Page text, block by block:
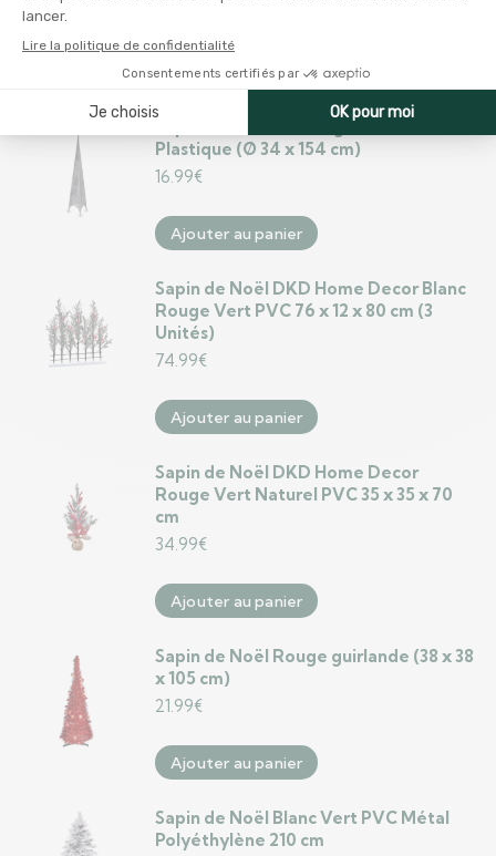
Ajouter au panier
Sapin de Noël Tour Argenté Métal
Plastique (Ø 34 x 154 cm)
16.99€
Ajouter au panier
Sapin de Noël DKD Home Decor Blanc
Rouge Vert PVC 76 x 12 x 80 cm (3
Unités)
74.99€
Ajouter au panier
Sapin de Noël DKD Home Decor
Rouge Vert Naturel PVC 35 x 35 x 70
cm
34.99€
Ajouter au panier
Sapin de Noël Rouge guirlande (38 x 38
x 105 cm)
21.99€
Ajouter au panier
Sapin de Noël Blanc Vert PVC Métal
Polyéthylène 210 cm